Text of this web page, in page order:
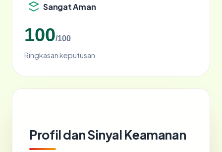
Sangat Aman
100/100
Ringkasan keputusan
Profil dan Sinyal Keamanan